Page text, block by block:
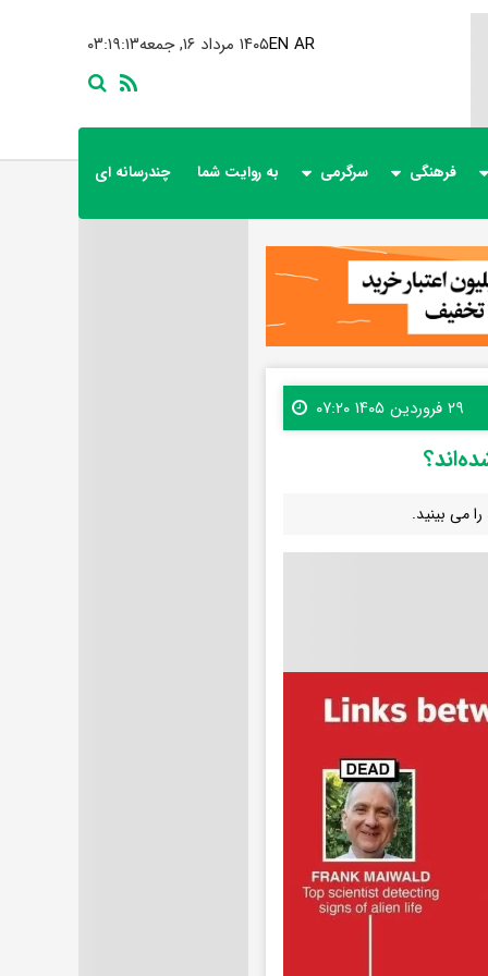
۰۳:۱۹:۱۴ ۱۴۰۵ مرداد ۱۶, جمعهEN AR
فرهنگی سرگرمی به روایت شما چندرسانه ای
۲۹ فروردین ۱۴۰۵ ۰۷:۲۰
می بینید.